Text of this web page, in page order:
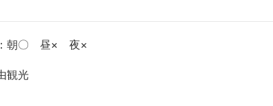
朝〇 昼× 夜×
観光